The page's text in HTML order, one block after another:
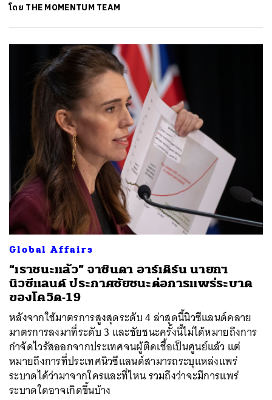
โดย THE MOMENTUM TEAM
Global Affairs
“เราชนะแล้ว” จาซินดา อาร์เดิร์น นายกฯ
นิวซีแลนด์ ประกาศชัยชนะต่อการแพร่ระบาด
ของโควิด-19
หลังจากใช้มาตรการสูงสุดระดับ 4 ล่าสุดนี้นิวซีแลนด์คลาย
มาตรการลงมาที่ระดับ 3 และชัยชนะครั้งนี้ไม่ได้หมายถึงการ
กำจัดไวรัสออกจากประเทศจนผู้ติดเชื้อเป็นศูนย์แล้ว แต่
หมายถึงการที่ประเทศนิวซีแลนด์สามารถระบุแหล่งแพร่
ระบาดได้ว่ามาจากใครและที่ไหน รวมถึงว่าจะมีการแพร่
ระบาดใดอาจเกิดขึ้นบ้าง